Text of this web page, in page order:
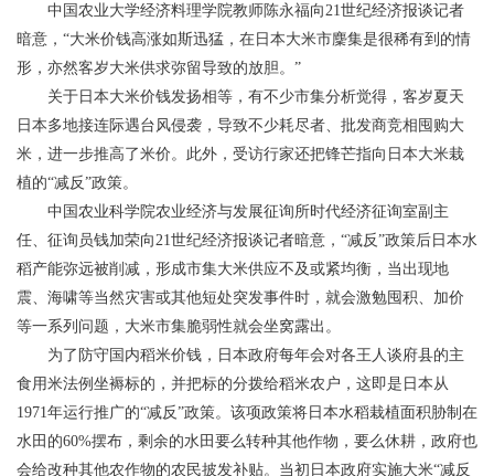
中国农业大学经济料理学院教师陈永福向21世纪经济报谈记者
暗意，“大米价钱高涨如斯迅猛，在日本大米市麇集是很稀有到的情
形，亦然客岁大米供求弥留导致的放胆。”
关于日本大米价钱发扬相等，有不少市集分析觉得，客岁夏天
日本多地接连际遇台风侵袭，导致不少耗尽者、批发商竞相囤购大
米，进一步推高了米价。此外，受访行家还把锋芒指向日本大米栽
植的“减反”政策。
中国农业科学院农业经济与发展征询所时代经济征询室副主
任、征询员钱加荣向21世纪经济报谈记者暗意，“减反”政策后日本水
稻产能弥远被削减，形成市集大米供应不及或紧均衡，当出现地
震、海啸等当然灾害或其他短处突发事件时，就会激勉囤积、加价
等一系列问题，大米市集脆弱性就会坐窝露出。
为了防守国内稻米价钱，日本政府每年会对各王人谈府县的主
食用米法例坐褥标的，并把标的分拨给稻米农户，这即是日本从
1971年运行推广的“减反”政策。该项政策将日本水稻栽植面积胁制在
水田的60%摆布，剩余的水田要么转种其他作物，要么休耕，政府也
会给改种其他农作物的农民披发补贴。当初日本政府实施大米“减反